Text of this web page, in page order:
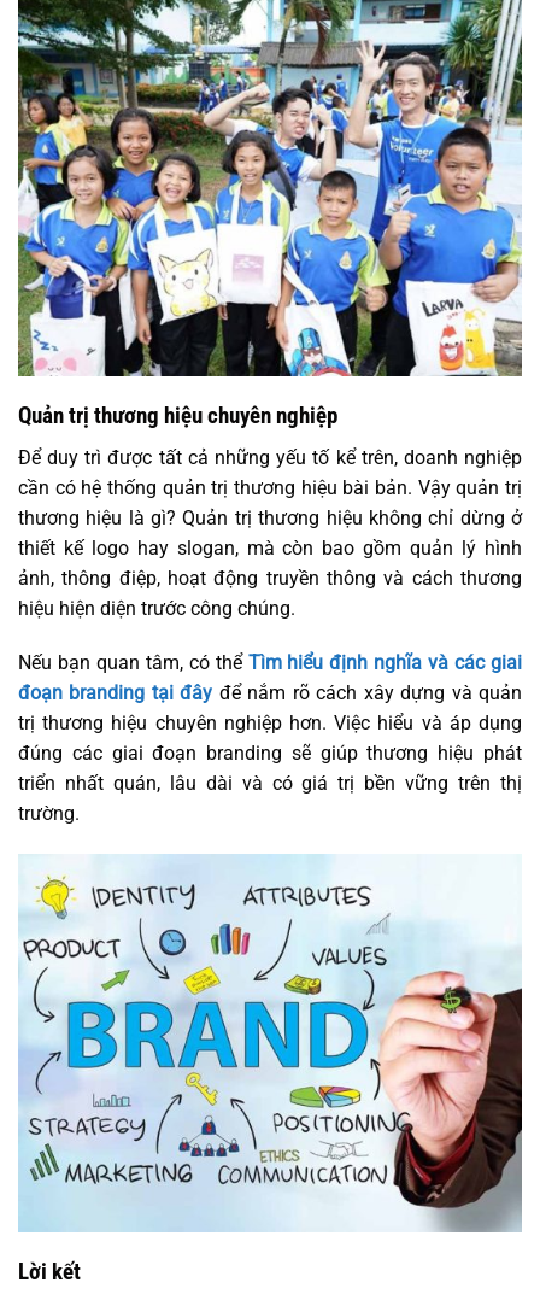
Quản trị thương hiệu chuyên nghiệp
Để duy trì được tất cả những yếu tố kể trên, doanh nghiệp
cần có hệ thống quản trị thương hiệu bài bản. Vậy quản trị
thương hiệu là gì? Quản trị thương hiệu không chỉ dừng ở
thiết kế logo hay slogan, mà còn bao gồm quản lý hình
ảnh, thông điệp, hoạt động truyền thông và cách thương
hiệu hiện diện trước công chúng.
Nếu bạn quan tâm, có thể Tìm hiểu định nghĩa và các giai
đoạn branding tại đây để nắm rõ cách xây dựng và quản
trị thương hiệu chuyên nghiệp hơn. Việc hiểu và áp dụng
đúng các giai đoạn branding sẽ giúp thương hiệu phát
triển nhất quán, lâu dài và có giá trị bền vững trên thị
trường.
Lời kết